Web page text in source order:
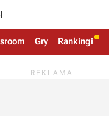
Gry Rankingi